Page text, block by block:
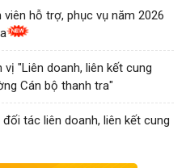
hỗ trợ, phục vụ năm 2026
"Liên doanh, liên kết cung
Cán bộ thanh tra"
tác liên doanh, liên kết cung